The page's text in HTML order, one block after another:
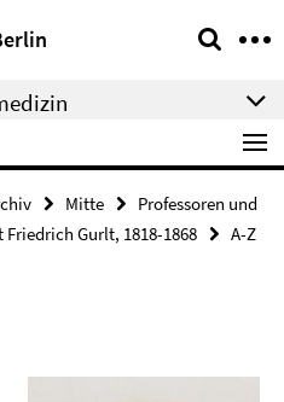
Mitte
Professoren und
Friedrich Gurlt, 1818-1868
A-Z